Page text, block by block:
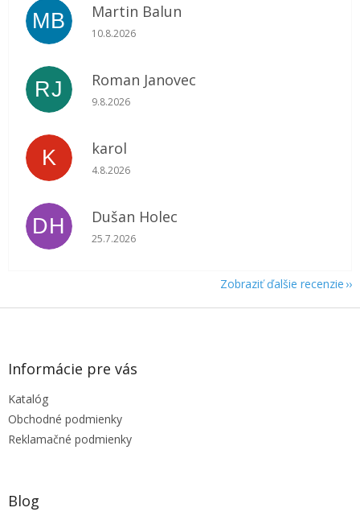
MB Martin Balun
Hodnotenie obchodu je 5 z 5 hviezdičiek.
10.8.2026
RJ Roman Janovec
Hodnotenie obchodu je 5 z 5 hviezdičiek.
9.8.2026
K karol
Hodnotenie obchodu je 5 z 5 hviezdičiek.
4.8.2026
DH Dušan Holec
Hodnotenie obchodu je 5 z 5 hviezdičiek.
25.7.2026
Zobraziť ďalšie recenzie
Z
Informácie pre vás
Katalóg
Obchodné podmienky
Reklamačné podmienky
Blog